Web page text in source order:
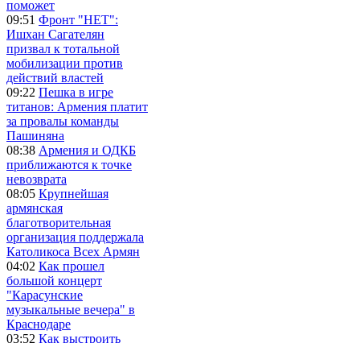
поможет
09:51 Фронт "НЕТ":
Ишхан Сагателян
призвал к тотальной
мобилизации против
действий властей
09:22 Пешка в игре
титанов: Армения платит
за провалы команды
Пашиняна
08:38 Армения и ОДКБ
приближаются к точке
невозврата
08:05 Крупнейшая
армянская
благотворительная
организация поддержала
Католикоса Всех Армян
04:02 Как прошел
большой концерт
"Карасунские
музыкальные вечера" в
Краснодаре
03:52 Как выстроить